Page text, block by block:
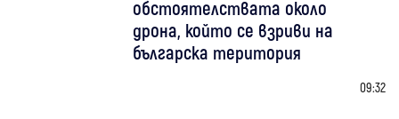
обстоятелствата около
дрона, който се взриви на
българска територия
09:32